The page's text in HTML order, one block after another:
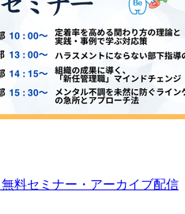
無料セミナー・アーカイブ配信